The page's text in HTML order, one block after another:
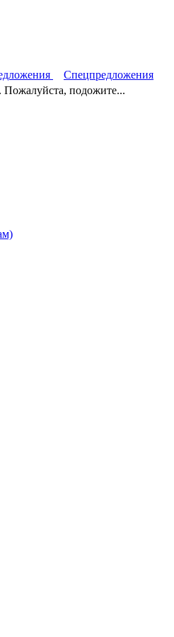
Спецпредложения
Пожалуйста, подожите...